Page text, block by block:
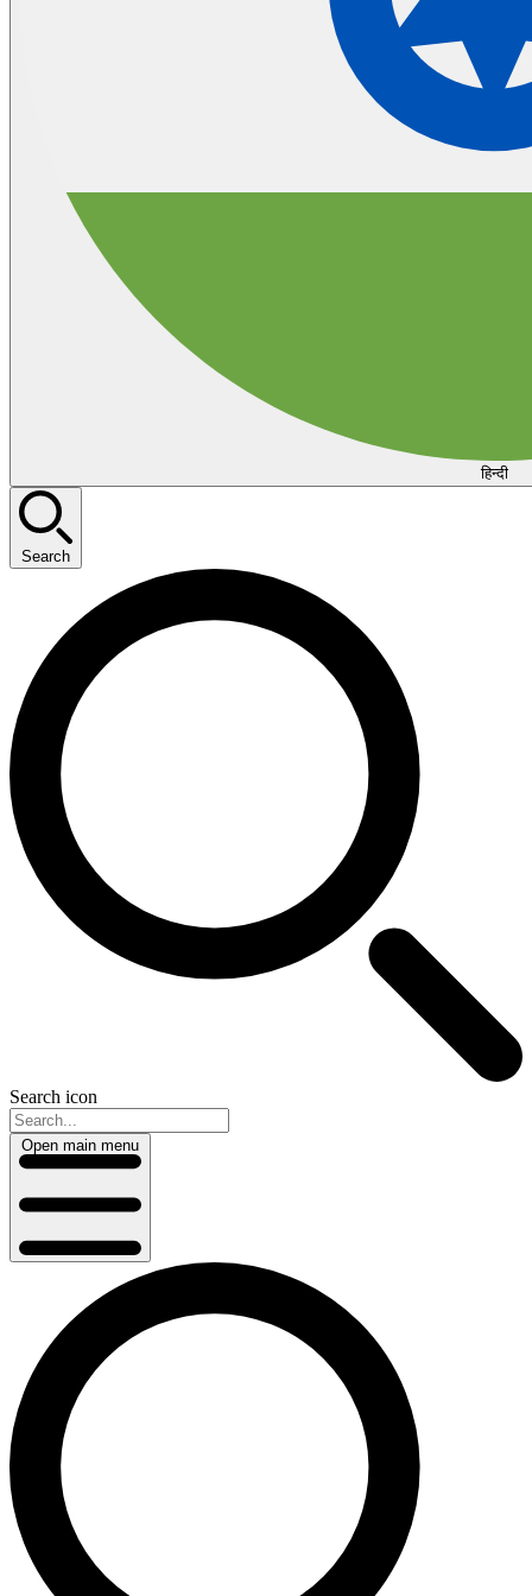
हिन्दी
Search
Search icon
Open main menu